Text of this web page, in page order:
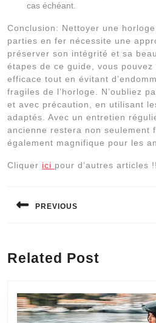
cas échéant.
Conclusion: Nettoyer une
parties en fer nécessite une
préserver son intégrité et sa
étapes de ce guide, vous
efficace tout en évitant
fragiles de l’horloge. N’oubliez
et avec précaution, en utilisant
adaptés. Avec un entretien
ancienne restera non seulement
également magnifique pour les
Cliquer ici pour d’autres articles
de
PREVIOUS
post:
Related Post